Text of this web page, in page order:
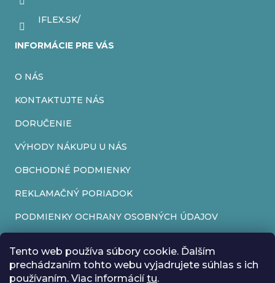
Tento web používa súbory cookie. Ďalším
prechádzaním tohto webu vyjadrujete súhlas s ich
používaním. Viac informáciítu.
IFLEX.SK/
INFORMÁCIE PRE VÁS
O NÁS
KONTAKTUJTE NÁS
DORUČENIE
VÝHODY NÁKUPU U NÁS
OBCHODNÉ PODMIENKY
REKLAMAČNÝ PORIADOK
PODMIENKY OCHRANY OSOBNÝCH ÚDAJOV
REKLAMAČNÝ FORMULÁR